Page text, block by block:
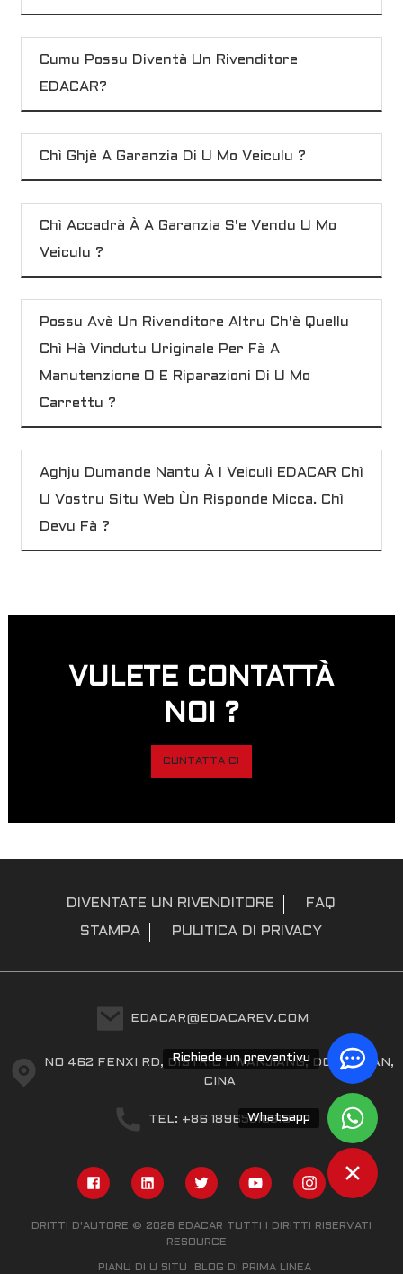
Richiede un preventivu
Whatsapp
Cumu Possu Diventà Un Rivenditore
EDACAR?
Chì Ghjè A Garanzia Di U Mo Veiculu ?
Chì Accadrà À A Garanzia S'e Vendu U Mo
Veiculu ?
Possu Avè Un Rivenditore Altru Ch'è Quellu
Chì Hà Vindutu Uriginale Per Fà A
Manutenzione O E Riparazioni Di U Mo
Carrettu ?
Aghju Dumande Nantu À I Veiculi EDACAR Chì
U Vostru Situ Web Ùn Risponde Micca. Chì
Devu Fà ?
VULETE CONTATTÀ
NOI ?
CUNTATTA CI
DIVENTATE UN RIVENDITORE FAQ
STAMPA PULITICA DI PRIVACY
EDACAR@EDACAREV.COM
NO 462 FENXI RD, DISTRICT WANJIANG, DONGGUAN,
CINA
TEL: +86 18965816319
DRITTI D'AUTORE © 2026 EDACAR TUTTI I DIRITTI RISERVATI
RESOURCE
PIANU DI U SITU BLOG DI PRIMA LINEA